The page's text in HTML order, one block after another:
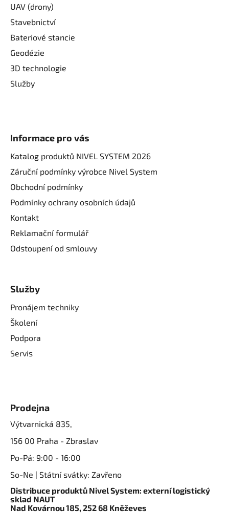
UAV (drony)
Stavebnictví
Bateriové stancie
Geodézie
3D technologie
Služby
Informace pro vás
Katalog produktů NIVEL SYSTEM 2026
Záruční podmínky výrobce Nivel System
Obchodní podmínky
Podmínky ochrany osobních údajů
Kontakt
Reklamační formulář
Odstoupení od smlouvy
Služby
Pronájem techniky
Školení
Podpora
Servis
Prodejna
Výtvarnická 835,
156 00 Praha - Zbraslav
Po-Pá: 9:00 - 16:00
So-Ne | Státní svátky: Zavřeno
Distribuce produktů Nivel System: externí logistický
sklad NAUT
Nad Kovárnou 185, 252 68 Kněževes